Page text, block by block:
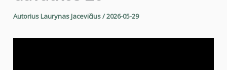
AutoriusLaurynas Jacevičius/2026-05-29